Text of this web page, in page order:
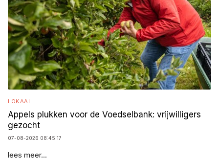
LOKAAL
Appels plukken voor de Voedselbank: vrijwilligers
gezocht
07-08-2026 08:45:17
lees meer...